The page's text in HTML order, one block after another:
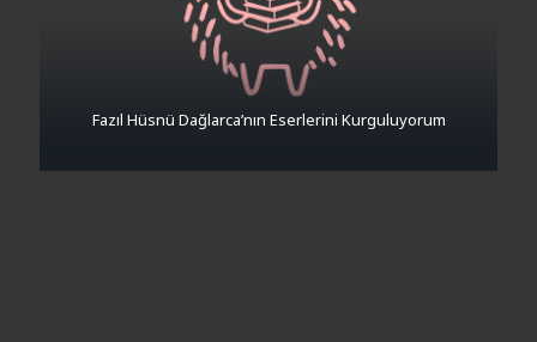
Fazıl Hüsnü Dağlarca’nın Eserlerini Kurguluyorum